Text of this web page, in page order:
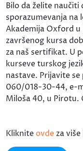
Bilo da želite
sporazumevanja na
Akademija Oxford u
završenog kursa
za naš sertifikat. U
kurseve turskog
nastave. Prijavite
060/018-30-44, e-
Miloša 40, u Pirotu.
Kliknite ovde za